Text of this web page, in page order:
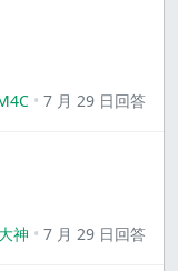
7 月 29 日回答
神 7 月 29 日回答